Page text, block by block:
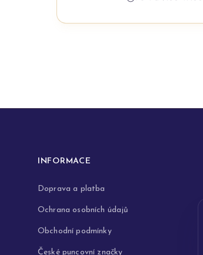
INFORMACE
Doprava a platba
Ochrana osobních údajů
Obchodní podmínky
České puncovní značky